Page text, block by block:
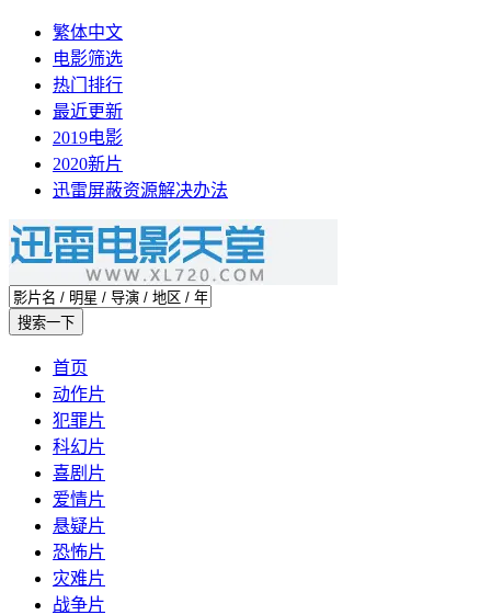
繁体中文
电影筛选
热门排行
最近更新
2019电影
2020新片
迅雷屏蔽资源解决办法
首页
动作片
犯罪片
科幻片
喜剧片
爱情片
悬疑片
恐怖片
灾难片
战争片